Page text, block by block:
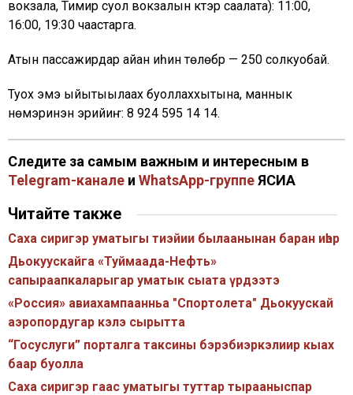
вокзала, Тимир суол вокзалын күүтэр саалата): 11:00,
16:00, 19:30 чаастарга.
Атын пассажирдар айан иһин төлөбүр — 250 солкуобай.
Туох эмэ ыйытыылаах буоллаххытына, маннык
нүөмэринэн эрийиҥ: 8 924 595 14 14.
Следите за самым важным и интересным в
Telegram-канале и WhatsApp-группеЯСИА
Читайте также
Саха сиригэр уматыгы тиэйии былаанынан баран иһэр
Дьокуускайга «Туймаада-Нефть»
сапыраапкаларыгар уматык сыата үрдээтэ
«Россия» авиахампаанньа "Спортолета" Дьокуускай
аэропордугар кэлэ сырытта
“Госуслуги” порталга таксины бэрэбиэркэлиир кыах
баар буолла
Саха сиригэр гаас уматыгы туттар тырааныспар